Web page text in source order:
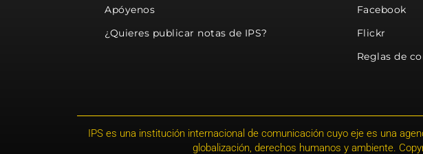
Apóyenos
¿Quieres publicar notas de IPS?
Facebook
Flickr
Reglas de
IPS es una institución internacional de comunicación cuyo eje es una
globalización, derechos humanos y ambiente.